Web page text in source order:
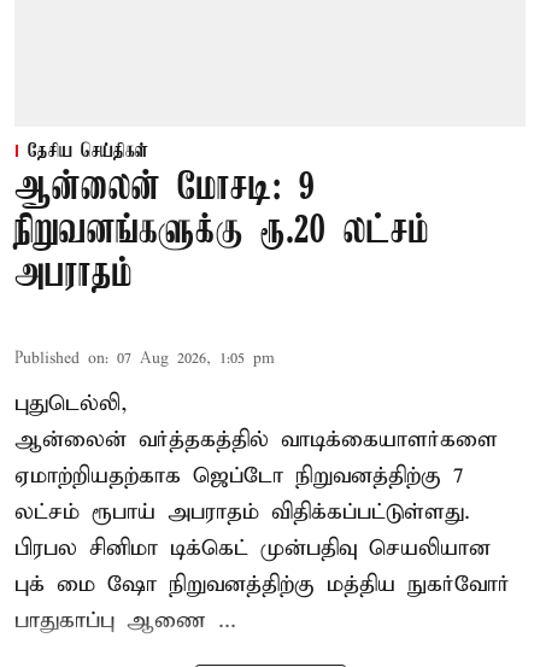
தேசிய செய்திகள்
ஆன்லைன் மோசடி: 9
நிறுவனங்களுக்கு ரூ.20 லட்சம்
அபராதம்
Published on: 07 Aug 2026, 1:05 pm
புதுடெல்லி,
ஆன்லைன் வர்த்தகத்தில் வாடிக்கையாளர்களை
ஏமாற்றியதற்காக ஜெப்டோ நிறுவனத்திற்கு 7
லட்சம் ரூபாய் அபராதம் விதிக்கப்பட்டுள்ளது.
பிரபல சினிமா டிக்கெட் முன்பதிவு செயலியான
புக் மை ஷோ நிறுவனத்திற்கு மத்திய நுகர்வோர்
பாதுகாப்பு ஆணை ...